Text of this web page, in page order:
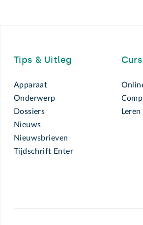
Tips & Uitleg
Apparaat
Onderwerp
Dossiers
Nieuws
Nieuwsbrieven
Tijdschrift Enter